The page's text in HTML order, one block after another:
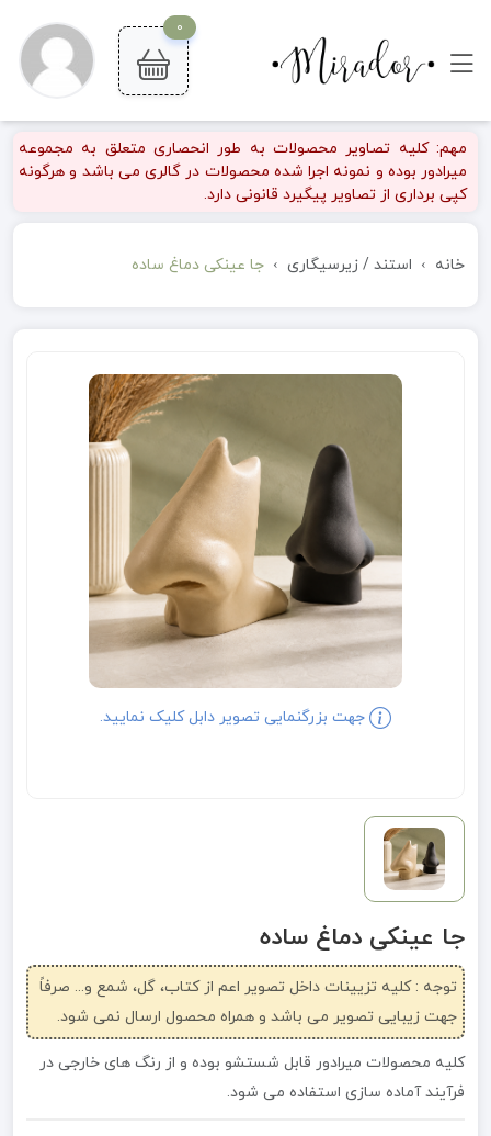
0
مهم: کلیه تصاویر محصولات به طور انحصاری متعلق به مجموعه
میرادور بوده و نمونه اجرا شده محصولات در گالری می باشد و هرگونه
کپی برداری از تصاویر پیگیرد قانونی دارد.
خانه استند / زیرسیگاری جا عینکی دماغ ساده
جهت بزرگنمایی تصویر دابل کلیک نمایید.
جا عینکی دماغ ساده
توجه : کلیه تزیینات داخل تصویر اعم از کتاب، گل، شمع و... صرفاً
جهت زیبایی تصویر می باشد و همراه محصول ارسال نمی شود.
کلیه محصولات میرادور قابل شستشو بوده و از رنگ های خارجی در
فرآیند آماده سازی استفاده می شود.